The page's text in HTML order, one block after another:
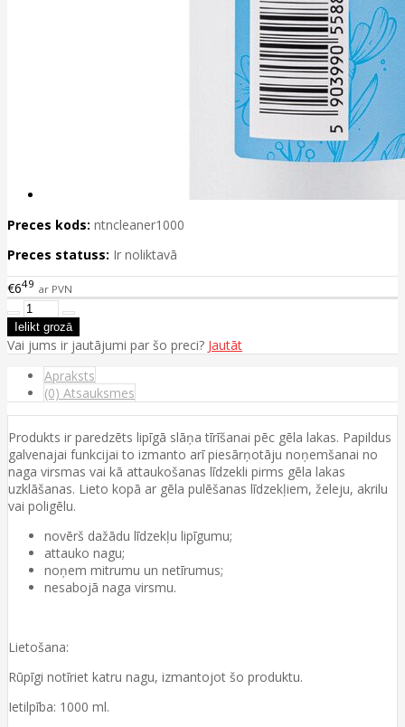
Preces kods: ntncleaner1000
Preces statuss: Ir noliktavā
€649 ar PVN
Vai jums ir jautājumi par šo preci? Jautāt
Apraksts
(0) Atsauksmes
Produkts ir paredzēts lipīgā slāņa tīrīšanai pēc gēla lakas. Papildus
galvenajai funkcijai to izmanto arī piesārņotāju noņemšanai no
naga virsmas vai kā attaukošanas līdzekli pirms gēla lakas
uzklāšanas. Lieto kopā ar gēla pulēšanas līdzekļiem, želeju, akrilu
vai poligēlu.
novērš dažādu līdzekļu lipīgumu;
attauko nagu;
noņem mitrumu un netīrumus;
nesabojā naga virsmu.
Lietošana:
Rūpīgi notīriet katru nagu, izmantojot šo produktu.
Ietilpība: 1000 ml.